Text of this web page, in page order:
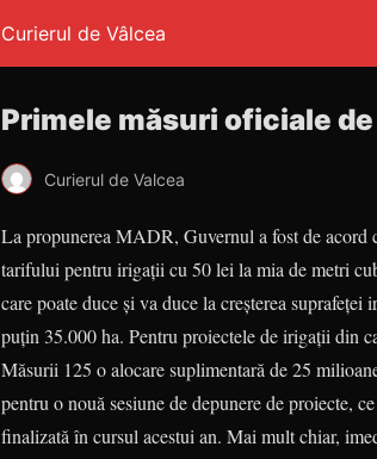
Curierul de Vâlcea
Primele măsuri oficiale
Curierul de Valcea
La propunerea MADR, Guvernul a fost de acord
tarifului pentru irigaţii cu 50 lei la mia de metri
care poate duce şi va duce la creşterea suprafeţei
puţin 35.000 ha. Pentru proiectele de irigaţii din
Măsurii 125 o alocare suplimentară de 25
pentru o nouă sesiune de depunere de proiecte,
finalizată în cursul acestui an. Mai mult chiar,